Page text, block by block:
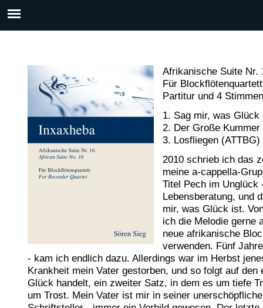
Afrikanische Suite Nr.
Für
Partitur und 4
1. Sag mir, was Glück
2. Der Große Kummer
3. Losfliegen (ATTBG)
2010 schrieb ich das
meine a-cappella-
Titel Pech im Unglück
Lebensberatung, und
mir, was Glück ist.
ich die Melodie gerne
neue afrikanische
verwenden. Fünf
- kam ich endlich dazu. Allerdings war im Herbst
Krankheit mein Vater gestorben, und so folgt auf
Glück handelt, ein zweiter Satz, in dem es um tiefe
um Trost. Mein Vater ist mir in seiner